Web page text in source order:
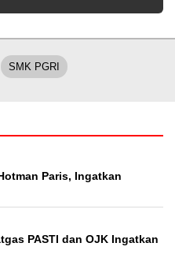
SMK PGRI
Paris, Ingatkan
PASTI dan OJK Ingatkan